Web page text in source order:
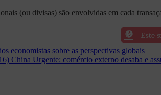
(ou divisas) são envolvidas em cada
economistas sobre as perspectivas globais
China Urgente: comércio externo desaba e